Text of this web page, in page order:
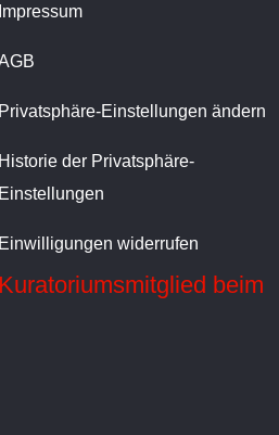
Impressum
Privatsphäre-Einstellungen ändern
Historie der Privatsphäre-
Einstellungen
Einwilligungen widerrufen
Kura­to­ri­ums­mit­glied beim